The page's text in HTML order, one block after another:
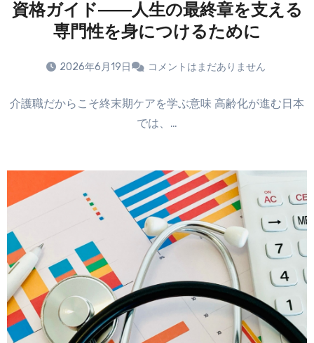
資格ガイド――人生の最終章を支える
専門性を身につけるために
2026年6月19日 コメントはまだありません
介護職だからこそ終末期ケアを学ぶ意味 高齢化が進む日本
では、…